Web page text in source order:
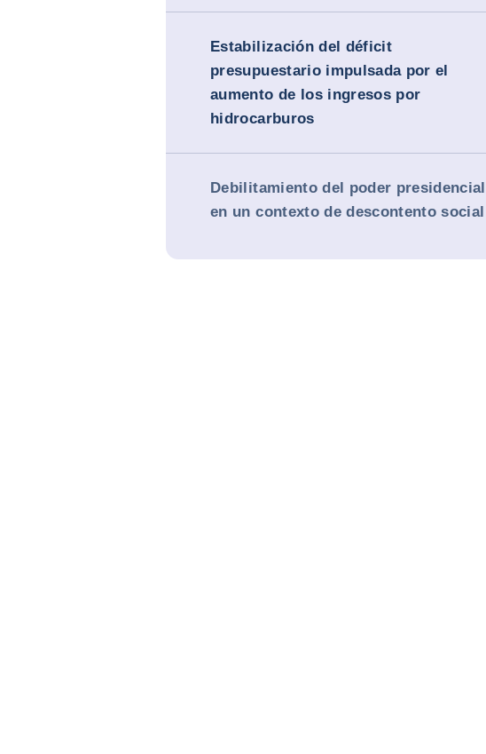
Estabilización del déficit
presupuestario impulsada por el
aumento de los ingresos por
hidrocarburos
Debilitamiento del poder presidencial
en un contexto de descontento social